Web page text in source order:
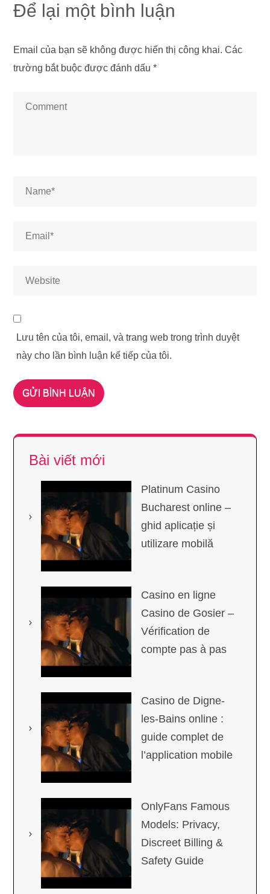
Để lại một bình luận
Email của bạn sẽ không được hiển thị công khai. Các
trường bắt buộc được đánh dấu *
Lưu tên của tôi, email, và trang web trong trình duyệt
này cho lần bình luận kế tiếp của tôi.
Bài viết mới
Platinum Casino
Bucharest online –
ghid aplicație și
utilizare mobilă
Casino en ligne
Casino de Gosier –
Vérification de
compte pas à pas
Casino de Digne-
les-Bains online :
guide complet de
l’application mobile
OnlyFans Famous
Models: Privacy,
Discreet Billing &
Safety Guide